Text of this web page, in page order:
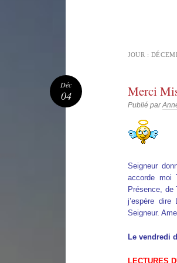
JOUR :
Merci
Publié par
Seigneur
accorde moi
Présence, de
j’espère
Seigneur.
Le vendredi
LECTURES
Déc
04